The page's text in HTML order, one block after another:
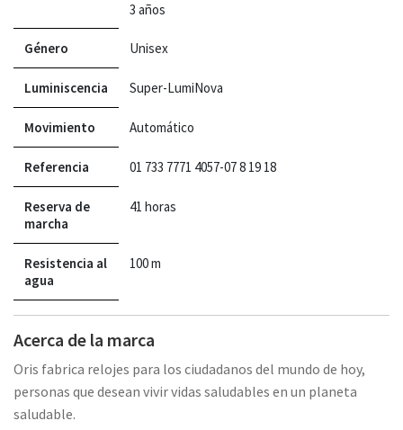
3 años
Género Unisex
Luminiscencia Super-LumiNova
Movimiento Automático
Referencia 01 733 7771 4057-07 8 19 18
Reserva de
marcha
41 horas
Resistencia al
agua
100 m
Acerca de la marca
Oris fabrica relojes para los ciudadanos del mundo de hoy,
personas que desean vivir vidas saludables en un planeta
saludable.